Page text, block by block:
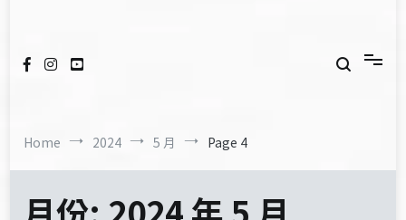
Home 2024 5 月 Page 4